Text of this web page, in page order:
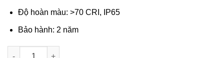
Độ hoàn màu: >70 CRI, IP65
Bảo hành: 2 năm
Số lượng